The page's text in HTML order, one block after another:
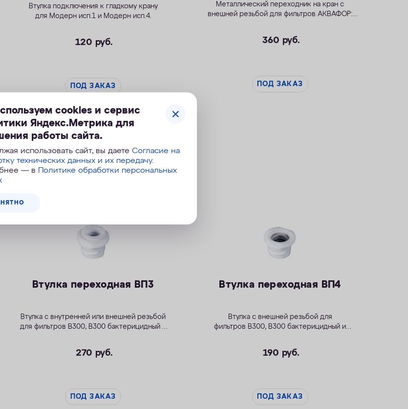
Втулка подключения к гладкому крану
для Модерн исп.1 и Модерн исп.4.
120 руб.
ПОД ЗАКАЗ
Металлический переходник на кран с
внешней резьбой для фильтров АКВАФОР:
360 руб.
ПОД ЗАКАЗ
Втулка переходная ВП3
Втулка с внутренней или внешней резьбой
для фильтров В300, В300 бактерицидный
270 руб.
ПОД ЗАКАЗ
Втулка переходная ВП4
Втулка с внешней резьбой для
фильтров В300, В300 бактерицидный и
190 руб.
ПОД ЗАКАЗ
cookies и сервис
Яндекс.Метрика для
работы сайта.
использовать сайт, вы даете Согласие на
технических данных и их передачу.
— в
Политике обработки персональных